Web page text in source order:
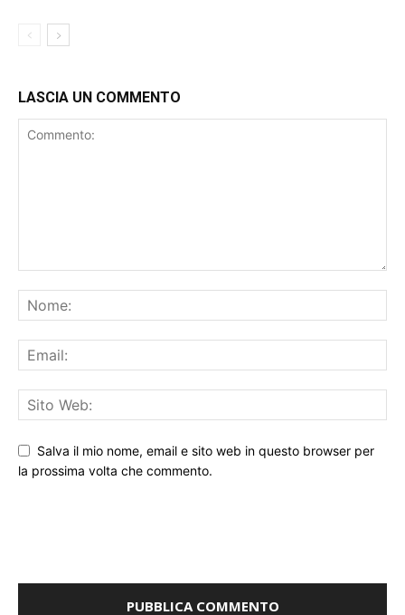
LASCIA UN COMMENTO
Salva il mio nome, email e sito web in questo browser per
la prossima volta che commento.